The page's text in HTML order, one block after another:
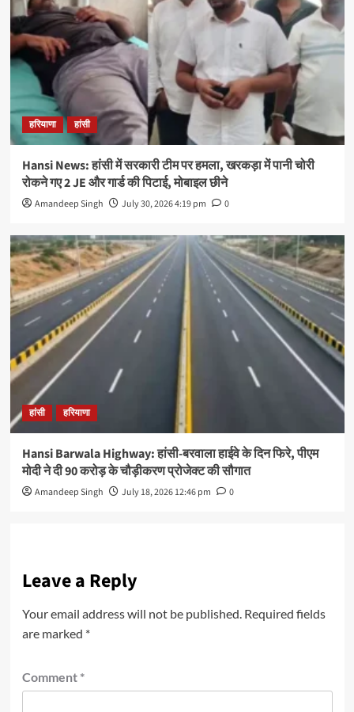
हरियाणा हांसी
Hansi News: हांसी में सरकारी टीम पर हमला, खरकड़ा में पानी चोरी
रोकने गए 2 JE और गार्ड की पिटाई, मोबाइल छीने
Amandeep Singh July 30, 2026 4:19 pm 0
हांसी हरियाणा
Hansi Barwala Highway: हांसी-बरवाला हाईवे के दिन फिरे, पीएम
मोदी ने दी 90 करोड़ के चौड़ीकरण प्रोजेक्ट की सौगात
Amandeep Singh July 18, 2026 12:46 pm 0
Leave a Reply
Your email address will not be published. Required fields
are marked *
Comment *